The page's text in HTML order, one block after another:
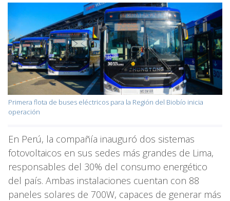
Primera flota de buses eléctricos para la Región del Biobío inicia
operación
En Perú, la compañía inauguró dos sistemas
fotovoltaicos en sus sedes más grandes de Lima,
responsables del 30% del consumo energético
del país. Ambas instalaciones cuentan con 88
paneles solares de 700W, capaces de generar más